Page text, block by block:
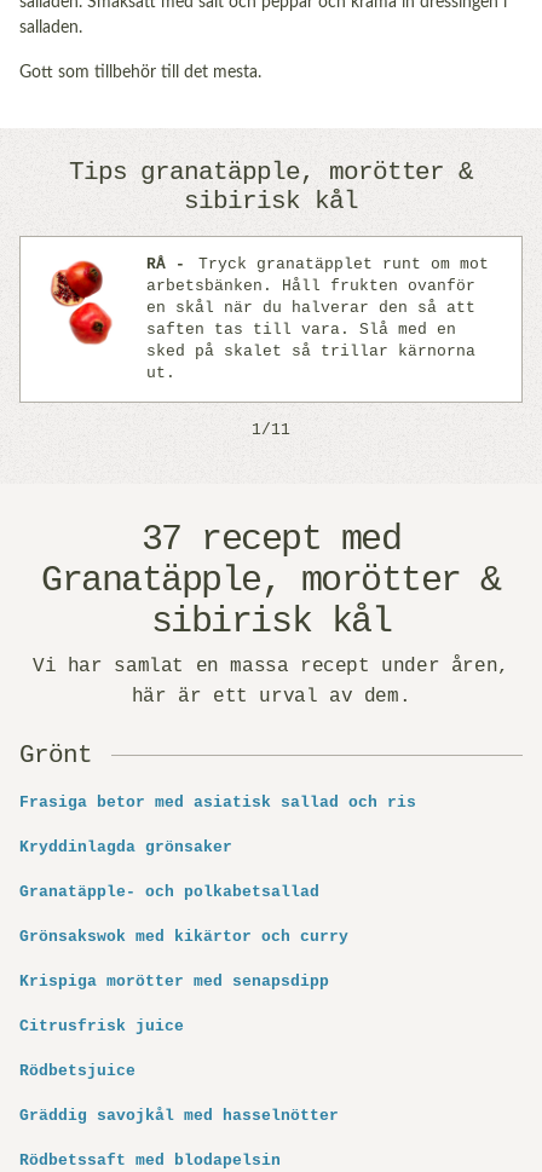
salladen.
Gott som tillbehör till det mesta.
Tips granatäpple, morötter &
sibirisk kål
Previous
RÅ
Tryck granatäpplet runt om mot
arbetsbänken. Håll frukten ovanför
en skål när du halverar den så att
saften tas till vara. Slå med en
sked på skalet så trillar kärnorna
ut.
1/11
37 recept med
Granatäpple, morötter &
sibirisk kål
Vi har samlat en massa recept under åren,
här är ett urval av dem.
Grönt
Frasiga betor med asiatisk sallad och ris
Kryddinlagda grönsaker
Granatäpple- och polkabetsallad
Grönsakswok med kikärtor och curry
Krispiga morötter med senapsdipp
Citrusfrisk juice
Rödbetsjuice
Gräddig savojkål med hasselnötter
Rödbetssaft med blodapelsin